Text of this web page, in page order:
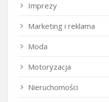
Imprezy
Marketing i reklama
Moda
Motoryzacja
Nieruchomości